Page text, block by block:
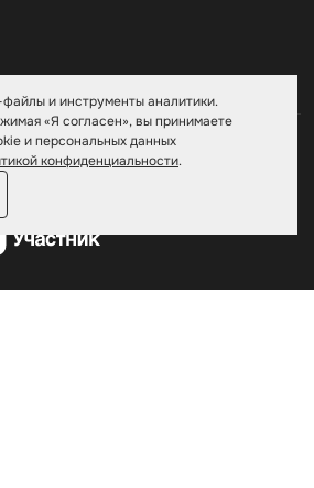
и инструменты аналитики.
«Я согласен», вы принимаете
и персональных данных
конфиденциальности.